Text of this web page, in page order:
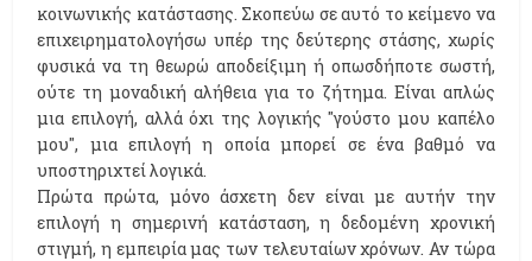
κοινωνικής κατάστασης. Σκοπεύω σε αυτό το κείμενο να
επιχειρηματολογήσω υπέρ της δεύτερης στάσης, χωρίς
φυσικά να τη θεωρώ αποδείξιμη ή οπωσδήποτε σωστή,
ούτε τη μοναδική αλήθεια για το ζήτημα. Είναι απλώς
μια επιλογή, αλλά όχι της λογικής "γούστο μου καπέλο
μου", μια επιλογή η οποία μπορεί σε ένα βαθμό να
υποστηριχτεί λογικά.
Πρώτα πρώτα, μόνο άσχετη δεν είναι με αυτήν την
επιλογή η σημερινή κατάσταση, η δεδομένη χρονική
στιγμή, η εμπειρία μας των τελευταίων χρόνων. Αν τώρα